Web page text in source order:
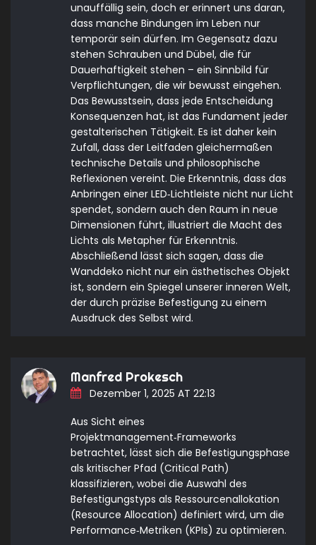
unauffällig sein, doch er erinnert uns daran,
dass manche Bindungen im Leben nur
temporär sein dürfen. Im Gegensatz dazu
stehen Schrauben und Dübel, die für
Dauerhaftigkeit stehen – ein Sinnbild für
Verpflichtungen, die wir bewusst eingehen.
Das Bewusstsein, dass jede Entscheidung
Konsequenzen hat, ist das Fundament jeder
gestalterischen Tätigkeit. Es ist daher kein
Zufall, dass der Leitfaden gleichermaßen
technische Details und philosophische
Reflexionen vereint. Die Erkenntnis, dass das
Anbringen einer LED‑Lichtleiste nicht nur Licht
spendet, sondern auch den Raum in neue
Dimensionen führt, illustriert die Macht des
Lichts als Metapher für Erkenntnis.
Abschließend lässt sich sagen, dass die
Wanddeko nicht nur ein ästhetisches Objekt
ist, sondern ein Spiegel unserer inneren Welt,
der durch präzise Befestigung zu einem
Ausdruck des Selbst wird.
Manfred Prokesch
Dezember 1, 2025 AT 22:13
Aus Sicht eines
Projektmanagement‑Frameworks
betrachtet, lässt sich die Befestigungsphase
als kritischer Pfad (Critical Path)
klassifizieren, wobei die Auswahl des
Befestigungstyps als Ressourcenallokation
(Resource Allocation) definiert wird, um die
Performance‑Metriken (KPIs) zu optimieren.